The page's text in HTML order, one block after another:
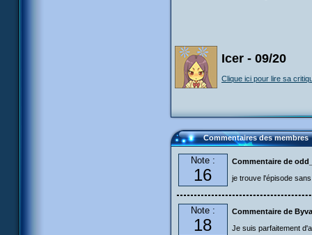
Icer - 09/20
Clique ici pour lire sa
Commentaires des membres
Note :
16
Commentaire de
je trouve l'épisode
Note :
18
Commentaire de
Je suis parfaitement